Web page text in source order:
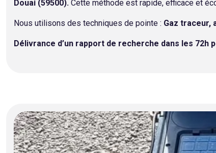
Douai (59500). Cette méthode est rapide, efficace et
Nous utilisons des techniques de pointe : Gaz traceur,
Délivrance d’un rapport de recherche dans les 72h